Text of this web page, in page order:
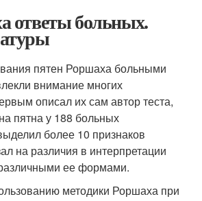
ответы больных.
пятен Роршаха больными
внимание многих
описал их сам автор теста,
пятна у 188 больных
более 10 признаков
на различия в интерпретации
ее формами.
методики Роршаха при